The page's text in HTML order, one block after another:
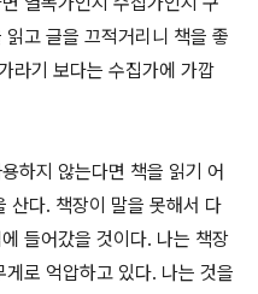
고 글을 끄적거리니 책을 좋
라기 보다는 수집가에 가깝
하지 않는다면 책을 읽기 어
산다. 책장이 말을 못해서 다
들어갔을 것이다. 나는 책장
로 억압하고 있다. 나는 것을